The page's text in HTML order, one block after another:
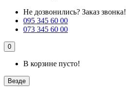
Не дозвонились? Заказ звонка!
095 345 60 00
073 345 60 00
0
В корзине пусто!
Везде